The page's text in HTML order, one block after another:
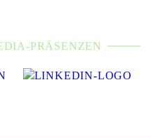
PRÄSENZEN